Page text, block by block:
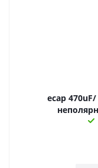
ecap 470uF/ 25V ±10% 105°С 2537 C470/63